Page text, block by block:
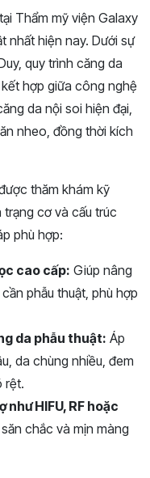
Thẩm mỹ viện Galaxy
nhất hiện nay. Dưới sự
quy trình căng da
hợp giữa công nghệ
da nội soi hiện đại,
nheo, đồng thời kích
thăm khám kỹ
cơ và cấu trúc
phù hợp:
cao cấp: Giúp nâng
phẫu thuật, phù hợp
da phẫu thuật: Áp
da chùng nhiều, đem
rệt.
HIFU, RF hoặc
chắc và mịn màng